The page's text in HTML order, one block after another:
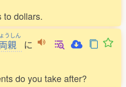
to dollars.
うしん
親 に
do you take after?